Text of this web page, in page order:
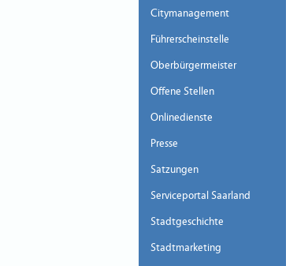
Citymanagement
Führerscheinstelle
Oberbürgermeister
Offene Stellen
Onlinedienste
Presse
Satzungen
Serviceportal Saarland
Stadtgeschichte
Stadtmarketing